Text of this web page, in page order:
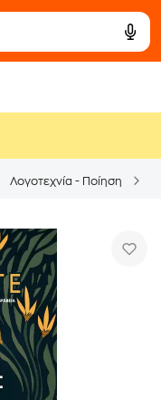
Λογοτεχνία - Ποίηση